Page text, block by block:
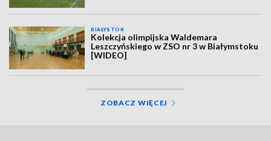
BIAŁYSTOK
Kolekcja olimpijska Waldemara
Leszczyńskiego w ZSO nr 3 w Białymstoku
[WIDEO]
ZOBACZ WIĘCEJ